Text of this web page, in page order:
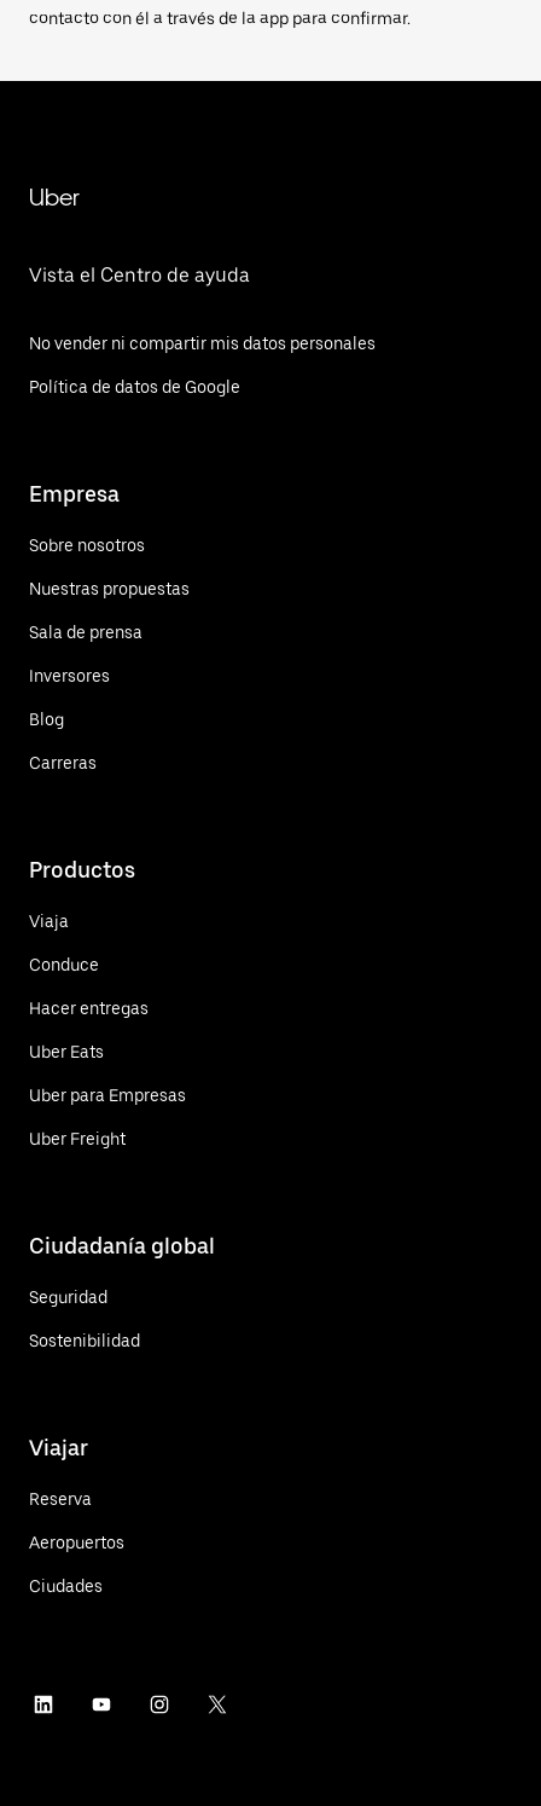
contacto con él a través de la app para confirmar.
Uber
Vista el Centro de ayuda
No vender ni compartir mis datos personales
Política de datos de Google
Empresa
Sobre nosotros
Nuestras propuestas
Sala de prensa
Inversores
Blog
Carreras
Productos
Viaja
Conduce
Hacer entregas
Uber Eats
Uber para Empresas
Uber Freight
Ciudadanía global
Seguridad
Sostenibilidad
Viajar
Reserva
Aeropuertos
Ciudades